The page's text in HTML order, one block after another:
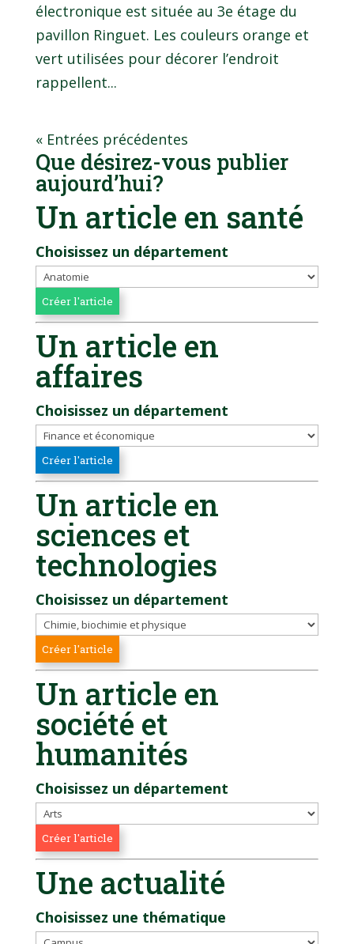
électronique est située au 3e étage du
pavillon Ringuet. Les couleurs orange et
vert utilisées pour décorer l’endroit
rappellent...
« Entrées précédentes
Que désirez-vous publier
aujourd’hui?
Un article en santé
Choisissez un département
Un article en
affaires
Choisissez un département
Un article en
sciences et
technologies
Choisissez un département
Un article en
société et
humanités
Choisissez un département
Une actualité
Choisissez une thématique